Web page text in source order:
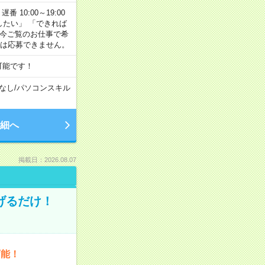
番 10:00～19:00
たい」 「できれば
ご覧のお仕事で希
応募できません。
です！
し/パソコンスキル
へ
掲載日：2026.08.07
だけ！
！